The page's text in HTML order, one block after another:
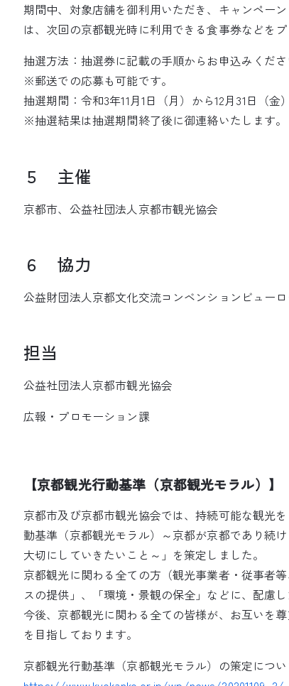
期間中、対象店舗を御利用いただき、キャンペー
は、次回の京都観光時に利用できる食事券などを
抽選方法：抽選券に記載の手順からお申込みくださ
※郵送での応募も可能です。
抽選期間：令和3年11月1日（月）から12月31日（金）
※抽選結果は抽選期間終了後に御連絡いたします。
５ 主催
京都市、公益社団法人京都市観光協会
６ 協力
公益財団法人京都文化交流コンベンションビュー
担当
公益社団法人京都市観光協会
広報・プロモーション課
【京都観光行動基準（京都観光モラル）】
京都市及び京都市観光協会では、持続可能な観光
動基準（京都観光モラル）～京都が京都であり続
大切にしていきたいこと～」を策定しました。
京都観光に関わる全ての方（観光事業者・従事者
スの提供」、「環境・景観の保全」などに、配慮
今後、京都観光に関わる全ての皆様が、お互いを
を目指しております。
京都観光行動基準（京都観光モラル）の策定につ